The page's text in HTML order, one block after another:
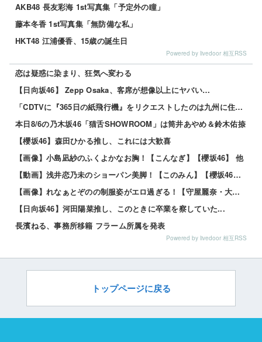
AKB48 長友彩海 1st写真集「予定外の瞳」
藤本冬香 1st写真集「無防備な私」
HKT48 江浦優香、15歳の誕生日
Powered by livedoor 相互RSS
恋は疑惑に染まり、狂気へ変わる
【日向坂46】 Zepp Osaka、客席が想像以上にヤバい…
「CDTVに『365日の紙飛行機』をリクエストしたのは九州に住む中学生」←この事実って結構デカいよな...
本日8/6の乃木坂46「猫舌SHOWROOM」は筒井あやめ＆鈴木佑捺
【櫻坂46】森田ひかる推し、これには大歓喜
【画像】小島凪紗のふくよかなお胸！【こんなぎ】【櫻坂46】 他
【動画】浅井恋乃未のショーパン美脚！【このみん】【櫻坂46】 他
【画像】れなぁとぞのの制服姿がエロ過ぎる！【守屋麗奈・大園玲】【櫻坂46】 他
【日向坂46】河田陽菜推し、このときに卒業を察していた...
長濱ねる、事務所移籍 フラーム所属を発表
Powered by livedoor 相互RSS
トップページに戻る